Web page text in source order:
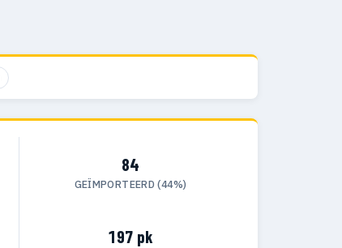
84
GEÏMPORTEERD (44%)
197 pk